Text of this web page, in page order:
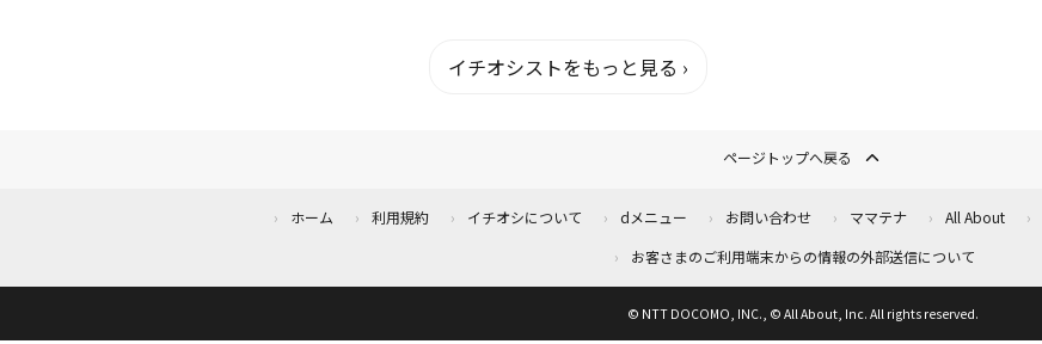
イチオシストをもっと見る ›
ページトップへ戻る
ホーム 利用規約 イチオシについて dメニュー お問い合わせ ママテナ All About
お客さまのご利用端末からの情報の外部送信について
© NTT DOCOMO, INC., © All About, Inc. All rights reserved.